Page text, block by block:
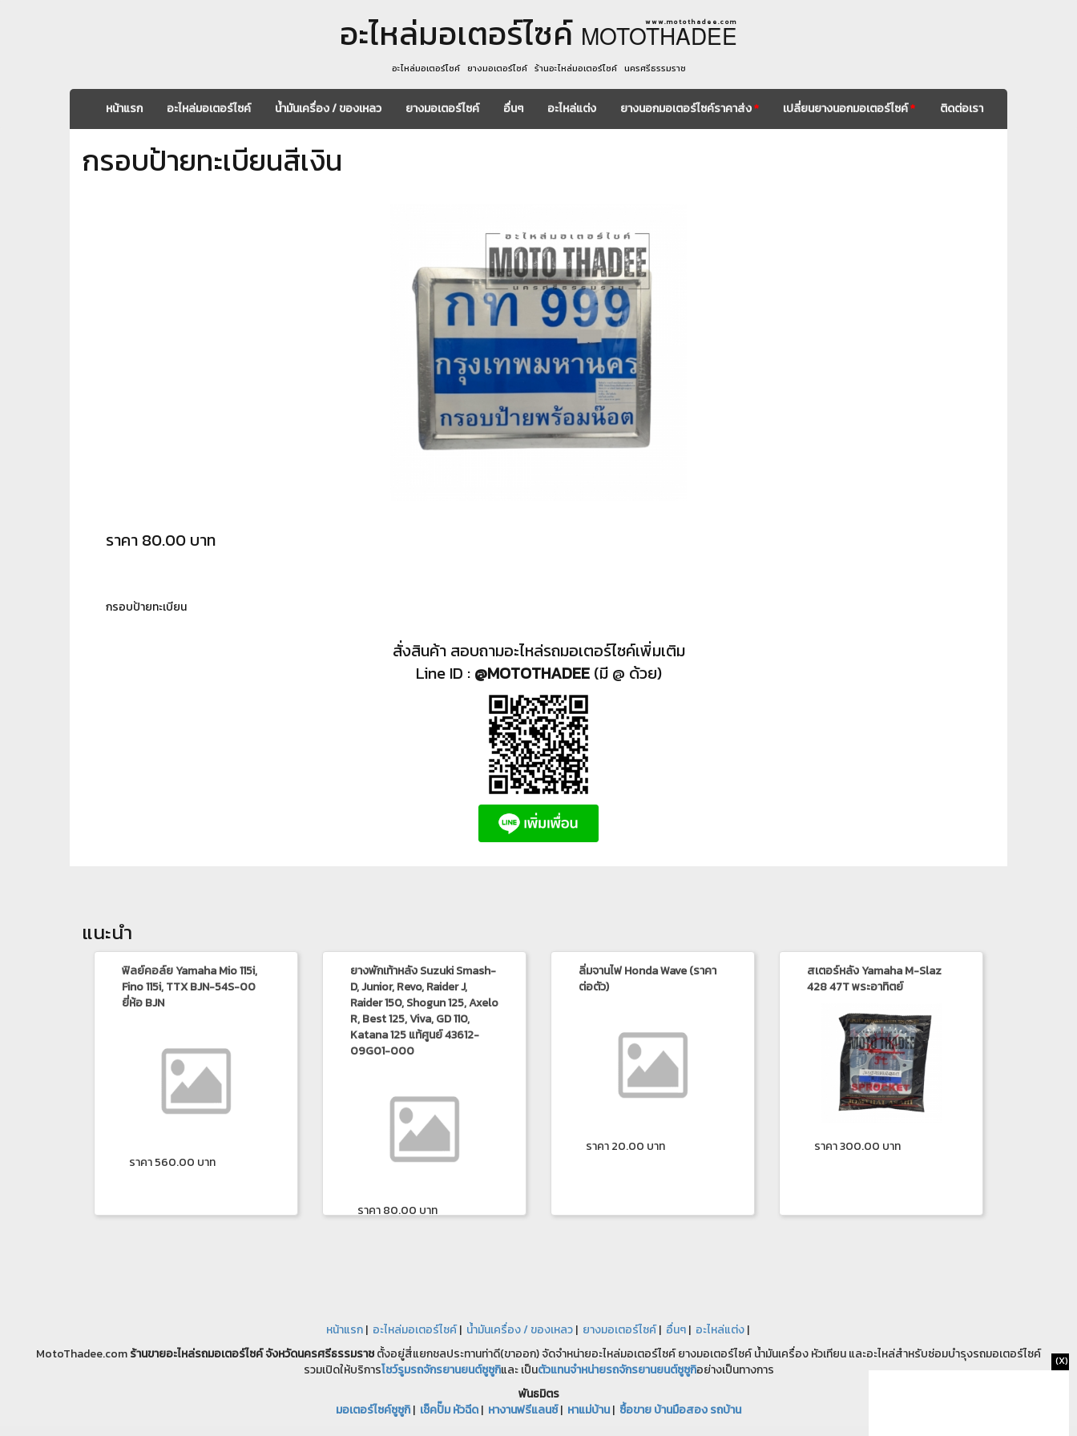
อะไหล่มอเตอร์ไซค์ MOTOTHADEE
w w w . m o t o t h a d e e . c o m
อะไหล่มอเตอร์ไซค์ ยางมอเตอร์ไซค์ ร้านอะไหล่มอเตอร์ไซค์ นครศรีธรรมราช
หน้าแรก อะไหล่มอเตอร์ไซค์ น้ำมันเครื่อง / ของเหลว ยางมอเตอร์ไซค์ อื่นๆ อะไหล่แต่ง ยางนอกมอเตอร์ไซค์ราคาส่ง* เปลี่ยนยางนอกมอเตอร์ไซค์* ติดต่อเรา
กรอบป้ายทะเบียนสีเงิน
ราคา 80.00 บาท
กรอบป้ายทะเบียน
สั่งสินค้า สอบถามอะไหล่รถมอเตอร์ไซค์เพิ่มเติม
Line ID : @MOTOTHADEE(มี @ ด้วย)
แนะนำ
ฟิลย์คอล์ย Yamaha Mio 115i,
Fino 115i, TTX BJN-54S-00
ยี่ห้อ BJN
ราคา 560.00 บาท
ยางพักเท้าหลัง Suzuki Smash-
D, Junior, Revo, Raider J,
Raider 150, Shogun 125, Axelo
R, Best 125, Viva, GD 110,
Katana 125 แท้ศูนย์ 43612-
09G01-000
ราคา 80.00 บาท
ลิ่มจานไฟ Honda Wave (ราคา
ต่อตัว)
ราคา 20.00 บาท
สเตอร์หลัง Yamaha M-Slaz
428 47T พระอาทิตย์
ราคา 300.00 บาท
หน้าแรก| อะไหล่มอเตอร์ไซค์| น้ำมันเครื่อง / ของเหลว| ยางมอเตอร์ไซค์| อื่นๆ| อะไหล่แต่ง|
MotoThadee.comร้านขายอะไหล่รถมอเตอร์ไซค์จังหวัดนครศรีธรรมราชตั้งอยู่สี่แยกชลประทานท่าดี(ขาออก) จัดจำหน่ายอะไหล่มอเตอร์ไซค์ ยางมอเตอร์ไซค์ น้ำมันเครื่อง หัวเทียน และอะไหล่สำหรับซ่อมบำรุงรถมอเตอร์ไซค์
รวมเปิดให้บริการโชว์รูมรถจักรยานยนต์ซูซูกิและ เป็นตัวแทนจำหน่ายรถจักรยานยนต์ซูซูกิอย่างเป็นทางการ
พันธมิตร
มอเตอร์ไซค์ซูซูกิ| เช็คปั๊ม หัวฉีด| หางานฟรีแลนซ์| หาแม่บ้าน| ซื้อขาย บ้านมือสอง รถบ้าน
(X)